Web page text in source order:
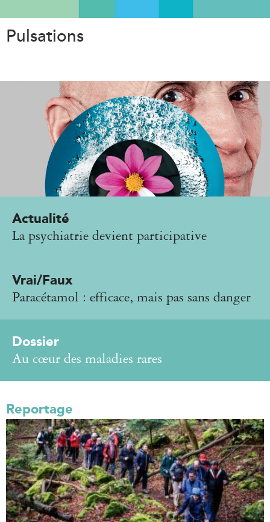
Pulsations
Actualité
La psychiatrie devient participative
Vrai/Faux
Paracétamol : efficace, mais pas sans danger
Dossier
Au cœur des maladies rares
Reportage